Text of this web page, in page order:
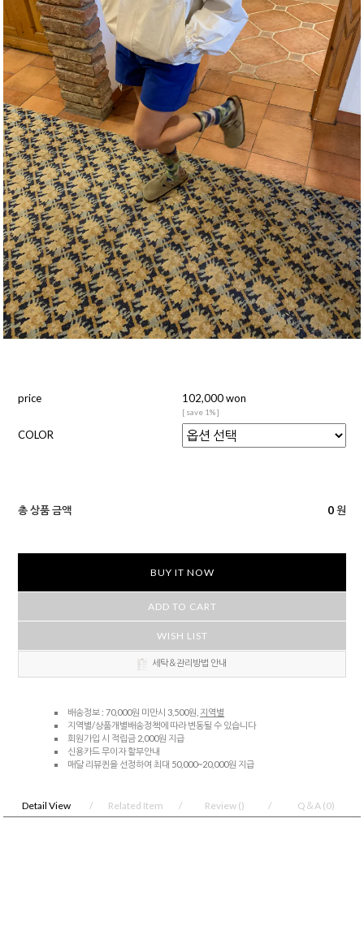
price 102,000 won
[ save 1% ]
COLOR
총 상품 금액 0 원
BUY IT NOW
ADD TO CART
WISH LIST
세탁＆관리방법 안내
배송정보 : 70,000원 미만시 3,500원, 지역별
지역별/상품개별배송정책에 따라 변동될 수 있습니다
회원가입 시 적립금 2,000원 지급
신용카드 무이자 할부안내
매달 리뷰퀸을 선정하여 최대 50,000~20,000원 지급
Detail View Related Item Review () Q＆A (0)